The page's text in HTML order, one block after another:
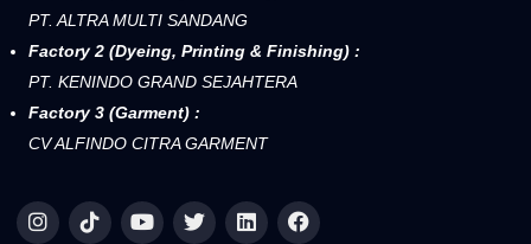
PT. ALTRA MULTI SANDANG
Factory 2 (Dyeing, Printing & Finishing) :
PT. KENINDO GRAND SEJAHTERA
Factory 3 (Garment) :
CV ALFINDO CITRA GARMENT